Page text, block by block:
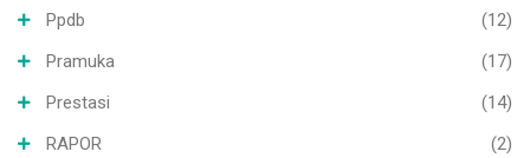
Ppdb
(12)
Pramuka
(17)
Prestasi
(14)
RAPOR
(2)